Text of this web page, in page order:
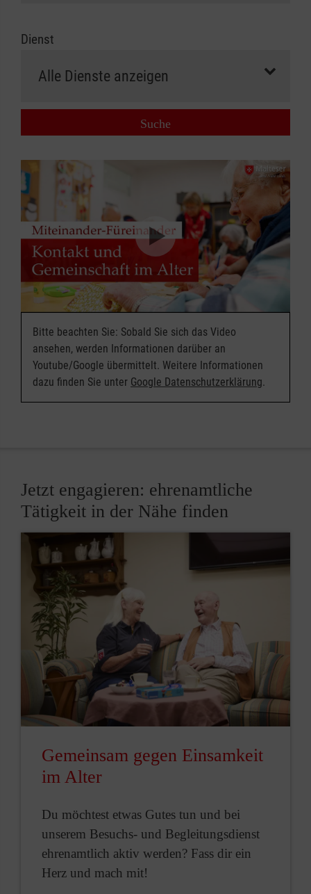
Dienst
Suche
Bitte beachten Sie: Sobald Sie sich das Video
ansehen, werden Informationen darüber an
Youtube/Google übermittelt. Weitere Informationen
dazu finden Sie unter Google Datenschutzerklärung.
Jetzt engagieren: ehrenamtliche
Tätigkeit in der Nähe finden
Gemeinsam gegen Einsamkeit
im Alter
Du möchtest etwas Gutes tun und bei
unserem Besuchs- und Begleitungsdienst
ehrenamtlich aktiv werden? Fass dir ein
Herz und mach mit!